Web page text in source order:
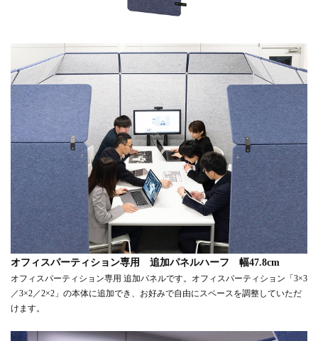
オフィスパーティション専用 追加パネルハーフ 幅47.8cm
オフィスパーティション専用 追加パネルです。オフィスパーティション「3×3
／3×2／2×2」の本体に追加でき、お好みで自由にスペースを調整していただ
けます。